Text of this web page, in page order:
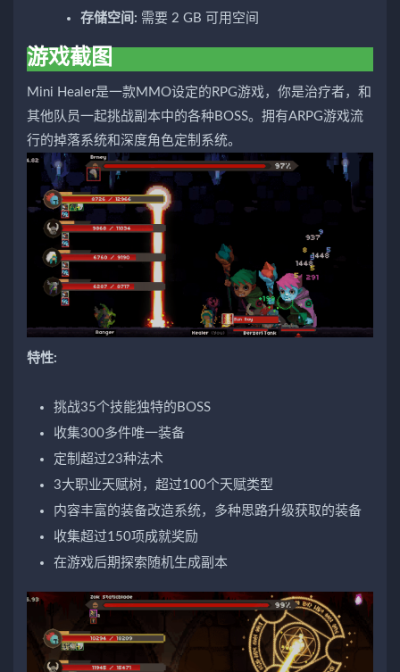
存储空间: 需要 2 GB 可用空间
游戏截图
Mini Healer是一款MMO设定的RPG游戏，你是治疗者，和
其他队员一起挑战副本中的各种BOSS。拥有ARPG游戏流
行的掉落系统和深度角色定制系统。
特性:
挑战35个技能独特的BOSS
收集300多件唯一装备
定制超过23种法术
3大职业天赋树，超过100个天赋类型
内容丰富的装备改造系统，多种思路升级获取的装备
收集超过150项成就奖励
在游戏后期探索随机生成副本